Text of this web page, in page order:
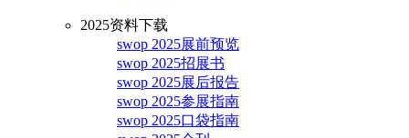
2025资料下载
swop 2025展前预览
swop 2025招展书
swop 2025展后报告
swop 2025参展指南
swop 2025口袋指南